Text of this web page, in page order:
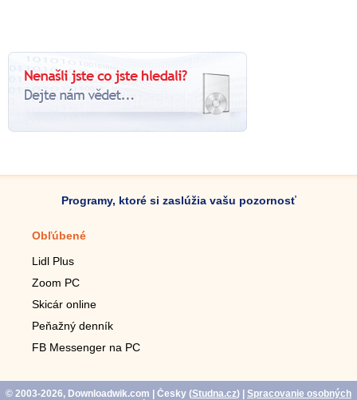
Programy, ktoré si zaslúžia vašu pozornosť
Obľúbené
Lidl Plus
Zoom PC
Skicár online
Peňažný denník
FB Messenger na PC
© 2003-2026, Downloadwik.com | Česky (Studna.cz)
Spracovanie osobných